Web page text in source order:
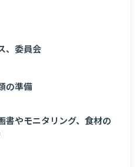
、委員会
の準備
書やモニタリング、食材の